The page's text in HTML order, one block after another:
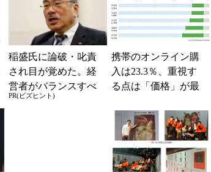
稲盛氏に論破・叱責
され目が覚めた。経
営者がバランスすべ
き2つの背反
PR(ビズヒント)
携帯のオンライン購
入は23.3％、重視す
る点は「価格」が最